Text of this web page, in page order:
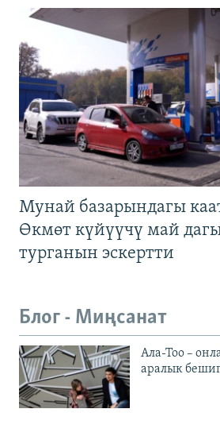
Мунай базарындагы
Өкмөт күйүүчү май
турганын эскертти
Блог - Миңсанат
Ала-Тоо –
аралык